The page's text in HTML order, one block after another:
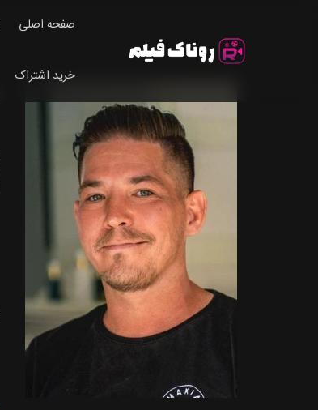
صفحه اصلی
خرید اشتراک